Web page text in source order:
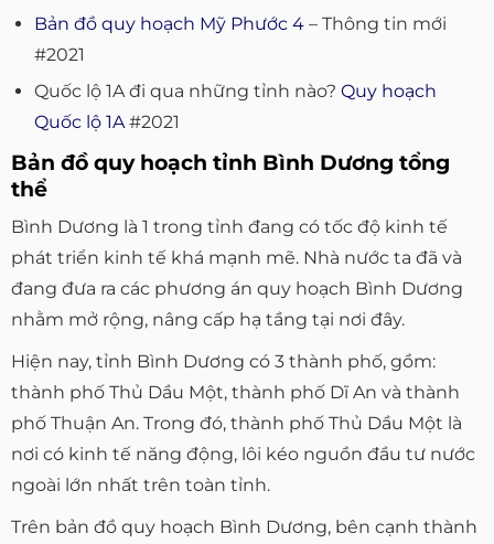
Bản đồ quy hoạch Mỹ Phước 4– Thông tin mới
#2021
Quốc lộ 1A đi qua những tỉnh nào? Quy hoạch
Quốc lộ 1A#2021
Bản đồ quy hoạch tỉnh Bình Dương tổng
thể
Bình Dương là 1 trong tỉnh đang có tốc độ kinh tế
phát triển kinh tế khá mạnh mẽ. Nhà nước ta đã và
đang đưa ra các phương án quy hoạch Bình Dương
nhằm mở rộng, nâng cấp hạ tầng tại nơi đây.
Hiện nay, tỉnh Bình Dương có 3 thành phố, gồm:
thành phố Thủ Dầu Một, thành phố Dĩ An và thành
phố Thuận An. Trong đó, thành phố Thủ Dầu Một là
nơi có kinh tế năng động, lôi kéo nguồn đầu tư nước
ngoài lớn nhất trên toàn tỉnh.
Trên bản đồ quy hoạch Bình Dương, bên cạnh thành